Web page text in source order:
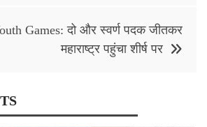
Games: दो और स्‍वर्ण पदक जीतकर
महाराष्ट्र पहुंचा शीर्ष पर